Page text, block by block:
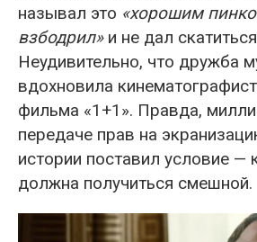
называл это «хорошим
взбодрил»и не дал
Неудивительно, что дружба
вдохновила
фильма «1+1». Правда,
передаче прав на
истории поставил условие —
должна получиться смешной.